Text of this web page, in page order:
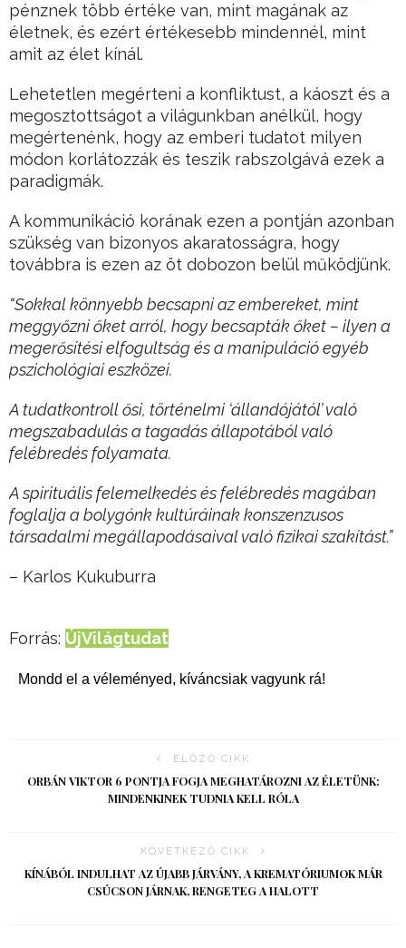
pénznek több értéke van, mint magának az
életnek, és ezért értékesebb mindennél, mint
amit az élet kínál.
Lehetetlen megérteni a konfliktust, a káoszt és a
megosztottságot a világunkban anélkül, hogy
megértenénk, hogy az emberi tudatot milyen
módon korlátozzák és teszik rabszolgává ezek a
paradigmák.
A kommunikáció korának ezen a pontján azonban
szükség van bizonyos akaratosságra, hogy
továbbra is ezen az öt dobozon belül működjünk.
“Sokkal könnyebb becsapni az embereket, mint
meggyőzni őket arról, hogy becsapták őket – ilyen a
megerősítési elfogultság és a manipuláció egyéb
pszichológiai eszközei.
A tudatkontroll ősi, történelmi ‘állandójától’ való
megszabadulás a tagadás állapotából való
felébredés folyamata.
A spirituális felemelkedés és felébredés magában
foglalja a bolygónk kultúráinak konszenzusos
társadalmi megállapodásaival való fizikai szakítást.”
– Karlos Kukuburra
Forrás: ÚjVilágtudat
Mondd el a véleményed, kíváncsiak vagyunk rá!
ELŐZŐ CIKK
ORBÁN VIKTOR 6 PONTJA FOGJA MEGHATÁROZNI AZ ÉLETÜNK:
MINDENKINEK TUDNIA KELL RÓLA
KÖVETKEZŐ CIKK
KÍNÁBÓL INDULHAT AZ ÚJABB JÁRVÁNY, A KREMATÓRIUMOK MÁR
CSÚCSON JÁRNAK, RENGETEG A HALOTT